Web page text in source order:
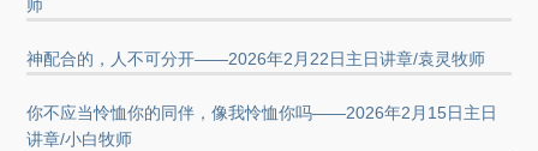
师
神配合的，人不可分开——2026年2月22日主日讲章/袁灵牧师
你不应当怜恤你的同伴，像我怜恤你吗——2026年2月15日主日
讲章/小白牧师